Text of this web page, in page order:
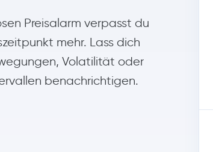
Preisalarm verpasst du
mehr. Lass dich
Volatilität oder
benachrichtigen.